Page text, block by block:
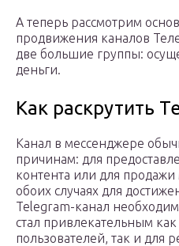
А теперь рассмотрим
продвижения каналов
две большие группы:
деньги.
Как раскрутить
Канал в мессенджере
причинам: для
контента или для
обоих случаях для
Telegram-канал
стал привлекательным
пользователей, так и для